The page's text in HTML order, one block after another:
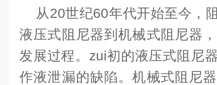
从20世纪60年代开始至今，
液压式阻尼器到机械式阻尼器
发展过程。zui初的液压式阻尼
作液泄漏的缺陷。机械式阻尼